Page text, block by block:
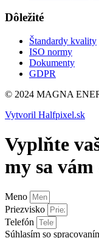
Dôležité
Štandardy kvality
ISO normy
Dokumenty
GDPR
© 2024 MAGNA
Vytvoril Halfpixel.sk
Vyplňte
my sa
Meno
Priezvisko
Telefón
Súhlasím so